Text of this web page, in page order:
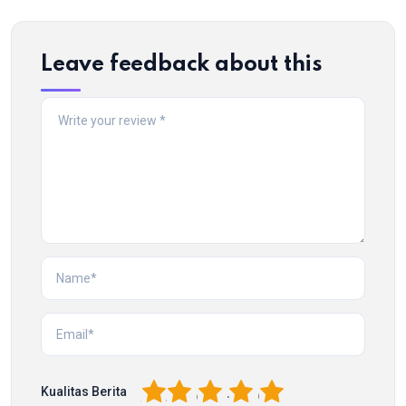
Leave feedback about this
Kualitas Berita 5
4
3
2